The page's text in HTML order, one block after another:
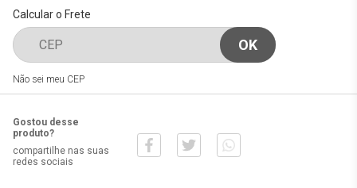
Calcular o Frete
Não sei meu CEP
Gostou desse
produto?
compartilhe nas suas
redes sociais